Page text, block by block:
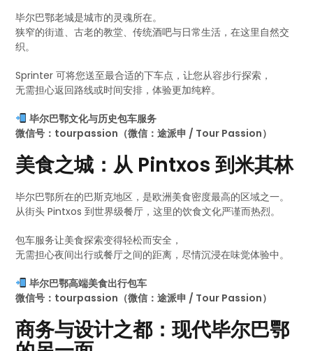
毕尔巴鄂老城是城市的灵魂所在。
狭窄的街道、古老的教堂、传统酒吧与日常生活，在这里自然交
织。
Sprinter 可将您送至最合适的下车点，让您从容步行探索，
无需担心返回路线或时间安排，体验更加纯粹。
毕尔巴鄂文化与历史包车服务
微信号：tourpassion（微信：途派申 / Tour Passion）
美食之城：从 Pintxos 到米其林
毕尔巴鄂所在的巴斯克地区，是欧洲美食密度最高的区域之一。
从街头 Pintxos 到世界级餐厅，这里的饮食文化严谨而热烈。
包车服务让美食探索变得轻松而安全，
无需担心夜间出行或餐厅之间的距离，尽情沉浸在味觉体验中。
毕尔巴鄂高端美食出行包车
微信号：tourpassion（微信：途派申 / Tour Passion）
商务与设计之都：现代毕尔巴鄂